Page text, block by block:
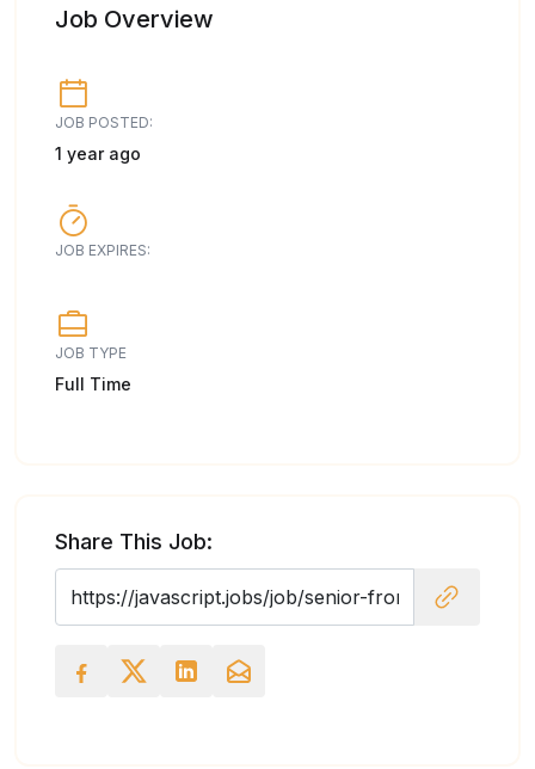
Job Overview
JOB POSTED:
1 year ago
JOB EXPIRES:
JOB TYPE
Full Time
Share This Job: